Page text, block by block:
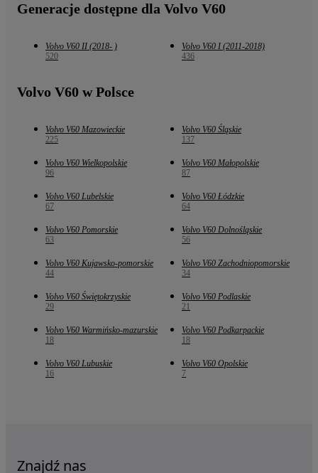
Generacje dostępne dla Volvo V60
Volvo V60 II (2018- )
520
Volvo V60 I (2011-2018)
436
Volvo V60 w Polsce
Volvo V60 Mazowieckie
225
Volvo V60 Śląskie
137
Volvo V60 Wielkopolskie
96
Volvo V60 Małopolskie
87
Volvo V60 Lubelskie
67
Volvo V60 Łódzkie
64
Volvo V60 Pomorskie
63
Volvo V60 Dolnośląskie
56
Volvo V60 Kujawsko-pomorskie
44
Volvo V60 Zachodniopomorskie
34
Volvo V60 Świętokrzyskie
29
Volvo V60 Podlaskie
21
Volvo V60 Warmińsko-mazurskie
18
Volvo V60 Podkarpackie
18
Volvo V60 Lubuskie
16
Volvo V60 Opolskie
7
Znajdź nas